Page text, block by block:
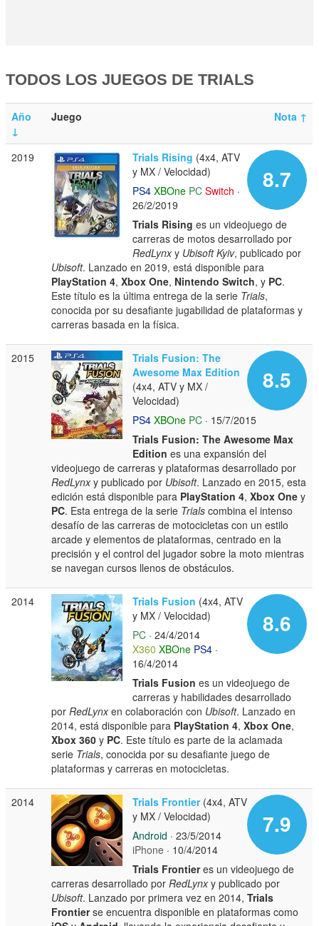
TODOS LOS JUEGOS DE TRIALS
Año
↓
Nota ↑
Juego
2019
8.7
Trials Rising (4x4, ATV
y MX / Velocidad)
PS4 XBOne PC Switch ·
26/2/2019
Trials Rising es un videojuego de
carreras de motos desarrollado por
RedLynxy Ubisoft Kyiv, publicado por
Ubisoft. Lanzado en 2019, está disponible para
PlayStation 4,Xbox One, Nintendo Switch, y PC.
Este título es la última entrega de la serie Trials,
conocida por su desafiante jugabilidad de plataformas y
carreras basada en la física.
2015
8.5
Trials Fusion: The
Awesome Max Edition
(4x4, ATV y MX /
Velocidad)
PS4 XBOne PC · 15/7/2015
Trials Fusion: The Awesome Max
Edition es una expansión del
videojuego de carreras y plataformas desarrollado por
RedLynxy publicado por Ubisoft. Lanzado en 2015, esta
edición está disponible para PlayStation 4,Xbox One y
PC. Esta entrega de la serie Trials combina el intenso
desafío de las carreras de motocicletas con un estilo
arcade y elementos de plataformas, centrado en la
precisión y el control del jugador sobre la moto mientras
se navegan cursos llenos de obstáculos.
2014
8.6
Trials Fusion (4x4, ATV
y MX / Velocidad)
PC · 24/4/2014
X360 XBOne PS4 ·
16/4/2014
Trials Fusion es un videojuego de
carreras y habilidades desarrollado
por RedLynxen colaboración con Ubisoft. Lanzado en
2014, está disponible para PlayStation 4,Xbox One,
Xbox 360 y PC. Este título es parte de la aclamada
serie Trials, conocida por su desafiante juego de
plataformas y carreras en motocicletas.
2014
7.9
Trials Frontier(4x4, ATV
y MX / Velocidad)
Android · 23/5/2014
iPhone · 10/4/2014
Trials Frontieres un videojuego de
carreras desarrollado por RedLynxy publicado por
Ubisoft. Lanzado por primera vez en 2014,Trials
Frontierse encuentra disponible en plataformas como